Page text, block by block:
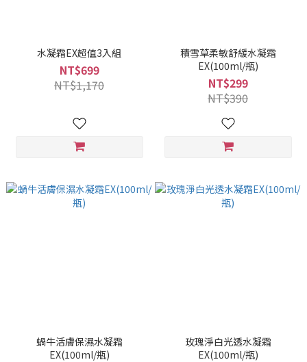
水凝霜EX超值3入組
NT$699
NT$1,170
積雪草柔敏舒緩水凝霜
EX(100ml/瓶)
NT$299
NT$390
蝸牛活膚保濕水凝霜
EX(100ml/瓶)
玫瑰淨白光透水凝霜
EX(100ml/瓶)